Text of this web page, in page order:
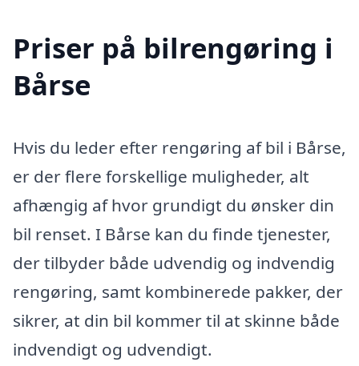
Priser på bilrengøring i
Bårse
Hvis du leder efter rengøring af bil i Bårse,
er der flere forskellige muligheder, alt
afhængig af hvor grundigt du ønsker din
bil renset. I Bårse kan du finde tjenester,
der tilbyder både udvendig og indvendig
rengøring, samt kombinerede pakker, der
sikrer, at din bil kommer til at skinne både
indvendigt og udvendigt.